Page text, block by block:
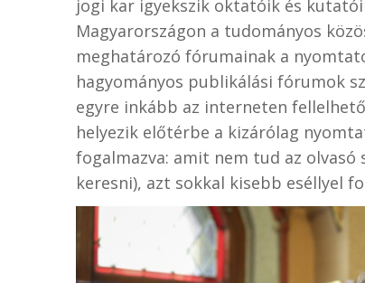
jogi kar igyekszik oktatóik és
Magyarországon a tudományos
meghatározó fórumainak a
hagyományos publikálási fórumok
egyre inkább az interneten
helyezik előtérbe a kizárólag
fogalmazva: amit nem tud az
keresni), azt sokkal kisebb eséllyel